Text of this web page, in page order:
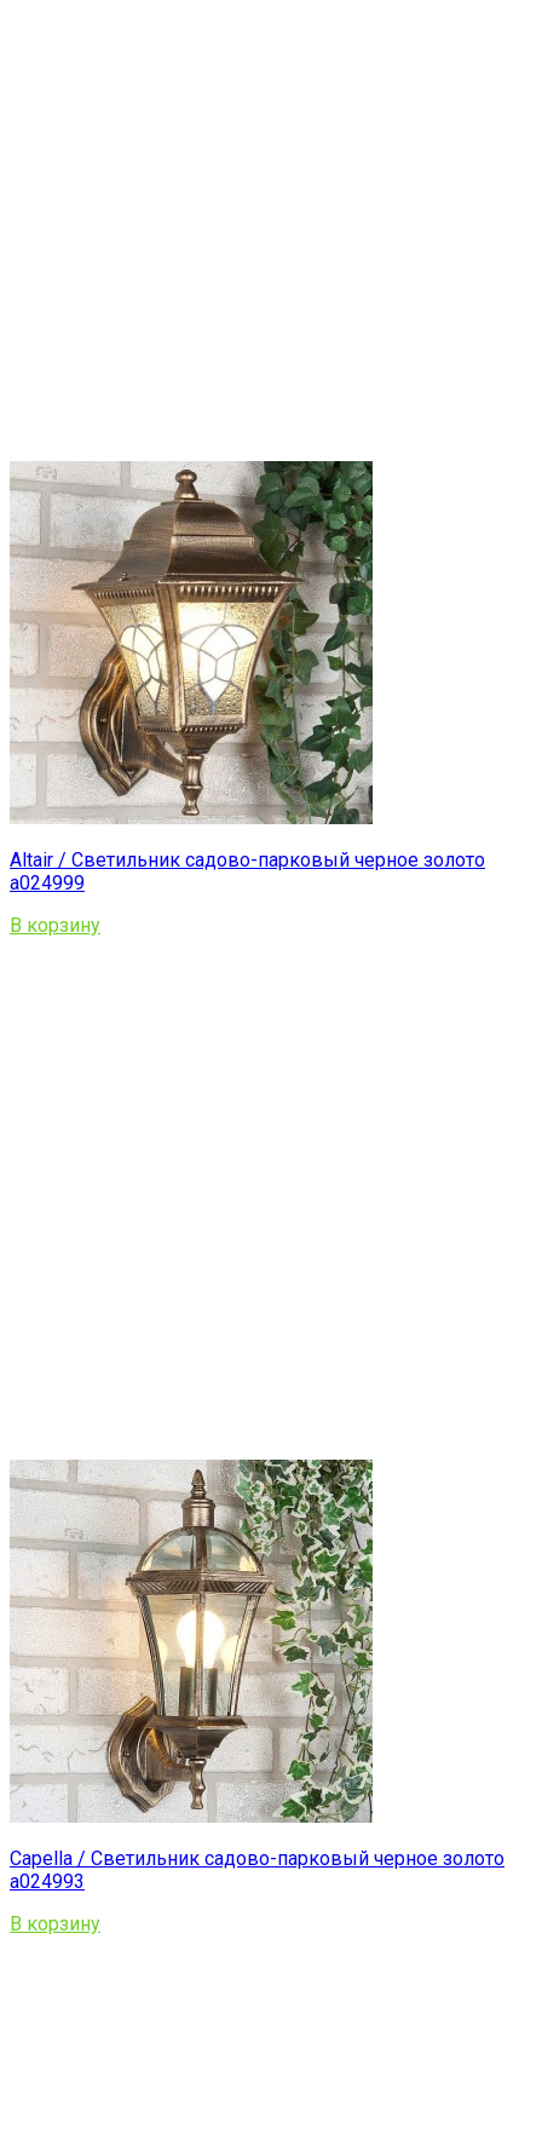
Altair / Светильник садово-парковый черное золото
a024999
В корзину
Capella / Светильник садово-парковый черное золото
a024993
В корзину